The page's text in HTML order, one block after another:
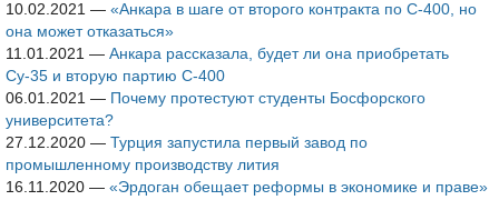
10.02.2021 — «Анкара в шаге от второго контракта по С-400, но
она может отказаться»
11.01.2021 — Анкара рассказала, будет ли она приобретать
Су-35 и вторую партию С-400
06.01.2021 — Почему протестуют студенты Босфорского
университета?
27.12.2020 — Турция запустила первый завод по
промышленному производству лития
16.11.2020 — «Эрдоган обещает реформы в экономике и праве»